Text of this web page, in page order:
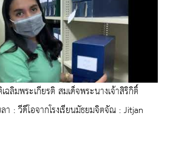
ลิมพระเกียรติ สมเด็จพระนางเจ้าสิริกิติ์
: วีดีโอจากโรงเรียนมัธยมจิตจัณ : Jitjan